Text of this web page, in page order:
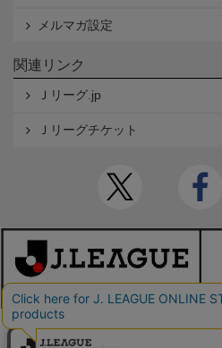
メルマガ設定
関連リンク
Ｊリーグ.jp
Ｊリーグチケット